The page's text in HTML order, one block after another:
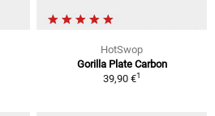
HotSwop
Gorilla Plate Carbon
39,90 €1